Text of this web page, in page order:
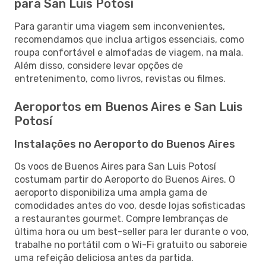
para San Luis Potosí
Para garantir uma viagem sem inconvenientes,
recomendamos que inclua artigos essenciais, como
roupa confortável e almofadas de viagem, na mala.
Além disso, considere levar opções de
entretenimento, como livros, revistas ou filmes.
Aeroportos em Buenos Aires e San Luis
Potosí
Instalações no Aeroporto do Buenos Aires
Os voos de Buenos Aires para San Luis Potosí
costumam partir do Aeroporto do Buenos Aires. O
aeroporto disponibiliza uma ampla gama de
comodidades antes do voo, desde lojas sofisticadas
a restaurantes gourmet. Compre lembranças de
última hora ou um best-seller para ler durante o voo,
trabalhe no portátil com o Wi-Fi gratuito ou saboreie
uma refeição deliciosa antes da partida.